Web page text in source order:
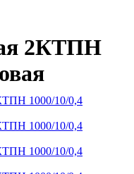
2КТПН